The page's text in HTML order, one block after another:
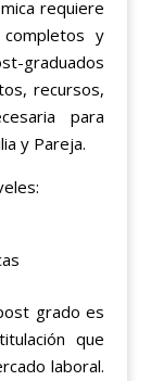
requiere
y
graduados
recursos,
para
y Pareja.
grado es
que
laboral.